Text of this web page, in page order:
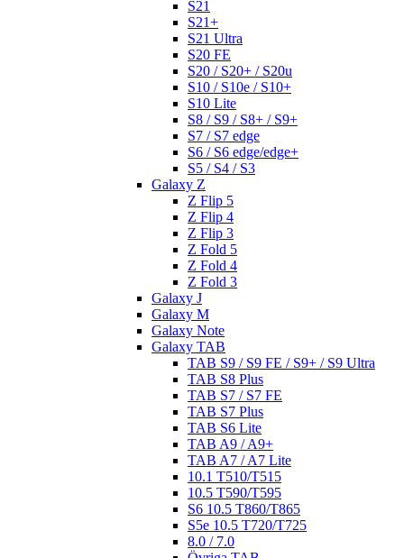
S21
S21+
S21 Ultra
S20 FE
S20 / S20+ / S20u
S10 / S10e / S10+
S10 Lite
S8 / S9 / S8+ / S9+
S7 / S7 edge
S6 / S6 edge/edge+
S5 / S4 / S3
Galaxy Z
Z Flip 5
Z Flip 4
Z Flip 3
Z Fold 5
Z Fold 4
Z Fold 3
Galaxy J
Galaxy M
Galaxy Note
Galaxy TAB
TAB S9 / S9 FE / S9+ / S9 Ultra
TAB S8 Plus
TAB S7 / S7 FE
TAB S7 Plus
TAB S6 Lite
TAB A9 / A9+
TAB A7 / A7 Lite
10.1 T510/T515
10.5 T590/T595
S6 10.5 T860/T865
S5e 10.5 T720/T725
8.0 / 7.0